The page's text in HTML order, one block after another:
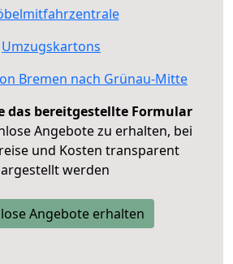
Umzugskartons
Bremen nach Grünau-Mitte
das bereitgestellte Formular
Angebote zu erhalten, bei
und Kosten transparent
werden
Angebote erhalten